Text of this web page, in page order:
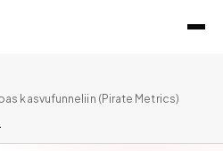
kasvufunneliin (Pirate Metrics)